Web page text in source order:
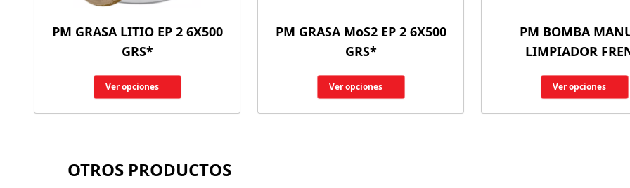
PM GRASA LITIO EP 2 6X500
GRS*
Ver opciones
PM GRASA MoS2 EP 2 6X500
GRS*
Ver opciones
PM BOMBA
LIMPIADOR
Ver opciones
OTROS PRODUCTOS